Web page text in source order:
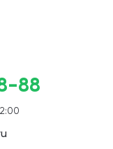
88